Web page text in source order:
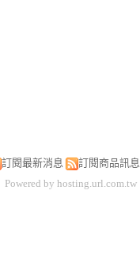
訂閱最新消息
訂閱商品訊息
Powered by hosting.url.com.tw